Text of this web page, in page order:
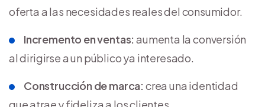
oferta a las necesidades reales del consumidor.
Incremento en ventas: aumenta la conversión
al dirigirse a un público ya interesado.
Construcción de marca: crea una identidad
que atrae y fideliza a los clientes.